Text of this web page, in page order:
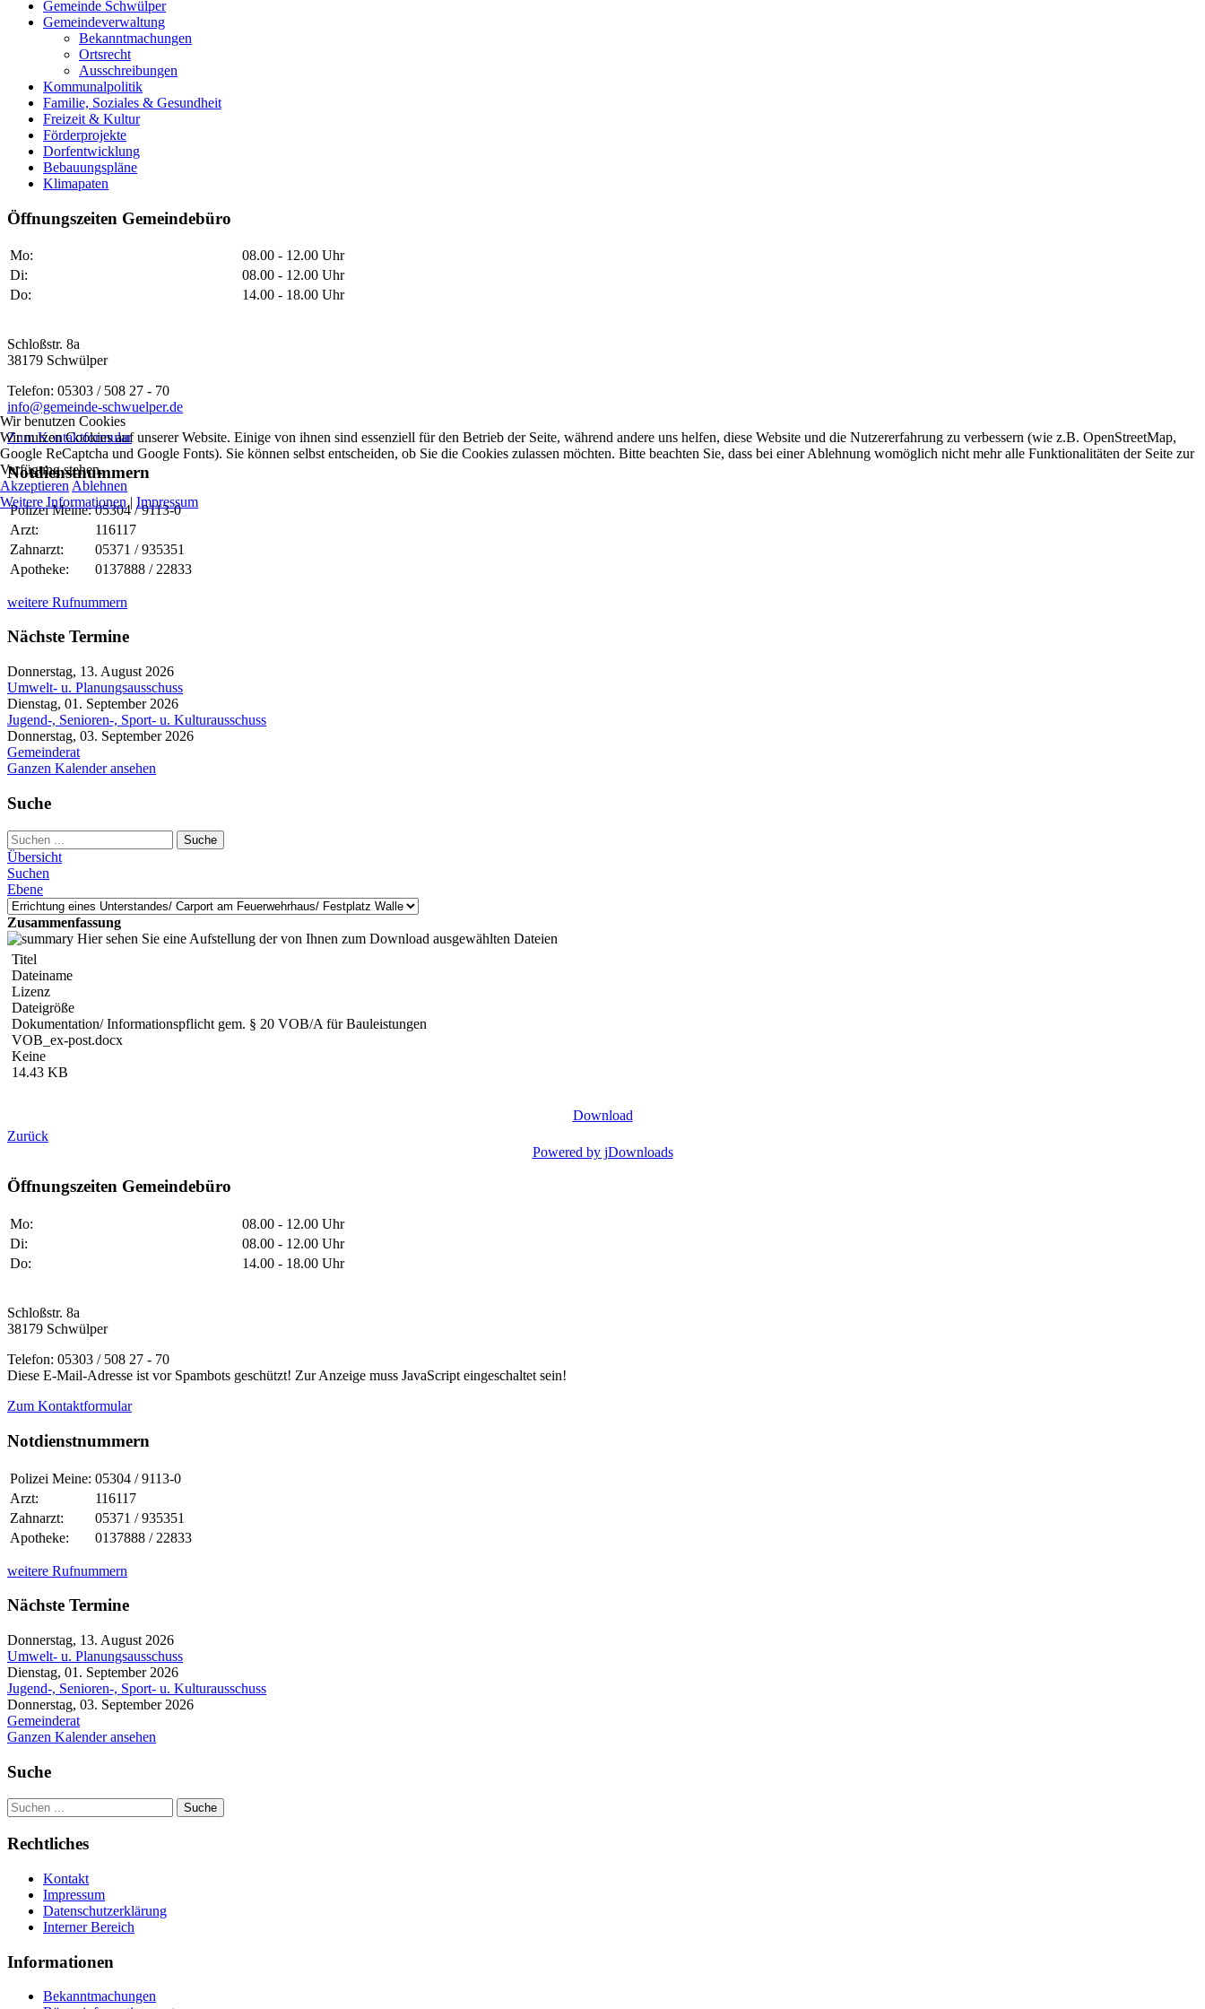
Gemeinde Schwülper
Gemeindeverwaltung
Bekanntmachungen
Ortsrecht
Ausschreibungen
Kommunalpolitik
Familie, Soziales & Gesundheit
Freizeit & Kultur
Förderprojekte
Dorfentwicklung
Bebauungspläne
Klimapaten
Öffnungszeiten Gemeindebüro
Mo:
08.00 - 12.00 Uhr
Di:
08.00 - 12.00 Uhr
Do:
14.00 - 18.00 Uhr
Schloßstr. 8a
38179 Schwülper
Telefon: 05303 / 508 27 - 70
info@gemeinde-schwuelper.de
Zum Kontaktformular
Notdienstnummern
Polizei Meine: 05304 / 9113-0
Arzt:
116117
Zahnarzt:
05371 / 935351
Apotheke:
0137888 / 22833
weitere Rufnummern
Nächste Termine
Donnerstag, 13. August 2026
Umwelt- u. Planungsausschuss
Dienstag, 01. September 2026
Jugend-, Senioren-, Sport- u. Kulturausschuss
Donnerstag, 03. September 2026
Gemeinderat
Ganzen Kalender ansehen
Suche
Suche
Übersicht
Suchen
Ebene
Zusammenfassung
Hier sehen Sie eine Aufstellung der von Ihnen zum Download ausgewählten Dateien
Titel
Dateiname
Lizenz
Dateigröße
Dokumentation/ Informationspflicht gem. § 20 VOB/A für Bauleistungen
VOB_ex-post.docx
Keine
14.43 KB
Download
Zurück
Powered by jDownloads
Öffnungszeiten Gemeindebüro
Mo:
08.00 - 12.00 Uhr
Di:
08.00 - 12.00 Uhr
Do:
14.00 - 18.00 Uhr
Schloßstr. 8a
38179 Schwülper
Telefon: 05303 / 508 27 - 70
Diese E-Mail-Adresse ist vor Spambots geschützt! Zur Anzeige muss JavaScript eingeschaltet sein!
Zum Kontaktformular
Notdienstnummern
Polizei Meine: 05304 / 9113-0
Arzt:
116117
Zahnarzt:
05371 / 935351
Apotheke:
0137888 / 22833
weitere Rufnummern
Nächste Termine
Donnerstag, 13. August 2026
Umwelt- u. Planungsausschuss
Dienstag, 01. September 2026
Jugend-, Senioren-, Sport- u. Kulturausschuss
Donnerstag, 03. September 2026
Gemeinderat
Ganzen Kalender ansehen
Suche
Suche
Rechtliches
Kontakt
Impressum
Datenschutzerklärung
Interner Bereich
Informationen
Bekanntmachungen
Wir benutzen Cookies
Wir nutzen Cookies auf unserer Website. Einige von ihnen sind essenziell für den Betrieb der Seite, während andere uns helfen, diese Website und die Nutzererfahrung zu verbessern (wie z.B. OpenStreetMap,
Google ReCaptcha und Google Fonts). Sie können selbst entscheiden, ob Sie die Cookies zulassen möchten. Bitte beachten Sie, dass bei einer Ablehnung womöglich nicht mehr alle Funktionalitäten der Seite zur
Verfügung stehen.
Akzeptieren Ablehnen
Weitere Informationen| Impressum